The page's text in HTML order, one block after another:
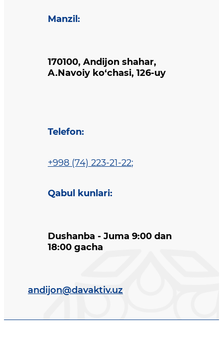
Manzil :
170100, Andijon shahar,
A.Navoiy ko‘chasi, 126-uy
Telefon:
+998 (74) 223-21-22;
Qabul kunlari:
Dushanba - Juma 9:00 dan
18:00 gacha
andijon@davaktiv.uz